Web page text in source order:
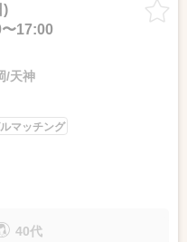
)
17:00
/天神
マッチング
40代